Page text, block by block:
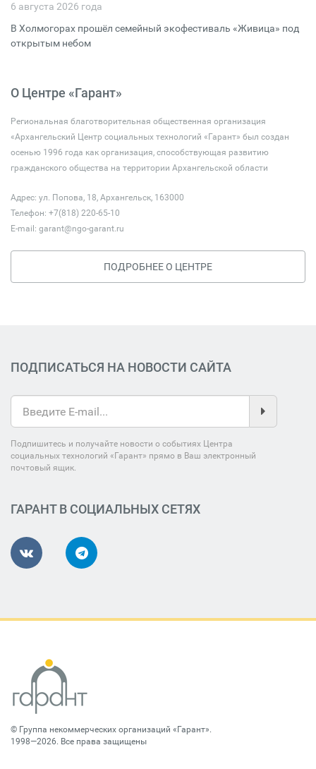
6 августа 2026 года
В Холмогорах прошёл семейный экофестиваль «Живица» под
открытым небом
О Центре «Гарант»
Региональная благотворительная общественная организация
«Архангельский Центр социальных технологий «Гарант» был создан
осенью 1996 года как организация, способствующая развитию
гражданского общества на территории Архангельской области
Адрес: ул. Попова, 18, Архангельск, 163000
Телефон: +7(818) 220-65-10
E-mail: garant@ngo-garant.ru
ПОДРОБНЕЕ О ЦЕНТРЕ
ПОДПИСАТЬСЯ НА НОВОСТИ САЙТА
Подпишитесь и получайте новости о событиях Центра
социальных технологий «Гарант» прямо в Ваш электронный
почтовый ящик.
ГАРАНТ В СОЦИАЛЬНЫХ СЕТЯХ
© Группа некоммерческих организаций «Гарант».
1998—2026. Все права защищены